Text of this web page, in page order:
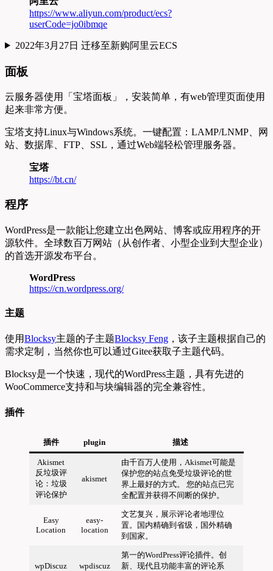
https://www.aliyun.com/product/ecs?
userCode=jo0ibmqe
2022年3月27日 迁移至新购阿里云ECS
面板
云服务器使用「宝塔面板」，安装简单，有web管理页面使用
起来非常方便。
宝塔支持Linux与Windows系统。一键配置：LAMP/LNMP、网
站、数据库、FTP、SSL，通过Web端轻松管理服务器。
宝塔
https://bt.cn/
程序
WordPress是一款能让您建立出色网站、博客或应用程序的开
源软件。全球数百万网站（从创作者、小型企业到大型企业）
的首选开源发布平台。
WordPress
https://cn.wordpress.org/
主题
使用Blocksy主题的子主题Blocksy Feng ，该子主题根据自己的
需求定制，当然你也可以通过Gitee获取子主题代码。
Blocksy是一个快速，现代的WordPress主题，具有先进的
WooCommerce支持和与块编辑器的完全兼容性。
插件
插件 plugin 描述
Akismet
反垃圾评
论：垃圾
评论保护
akismet
由千百万人使用，Akismet可能是
保护您的站点免受垃圾评论的世
界上最好的方式。 您的站点已完
全配置并获得不间断的保护。
Easy
Location
easy-
location
文艺复兴，展示评论者地理位
置。国内精确到省级，国外精确
到国家。
wpDiscuz wpdiscuz
第一的WordPress评论插件。创
新、现代且功能丰富的评论系